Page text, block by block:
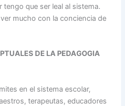
tengo que ser leal al sistema.
mucho con la conciencia de
DE LA PEDAGOGIA
en el sistema escolar,
terapeutas, educadores